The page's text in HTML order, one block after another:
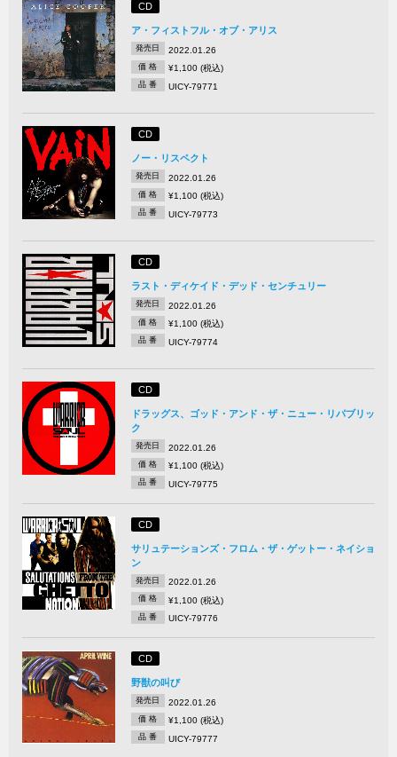
CD
ア・フィストフル・オブ・アリス
発売日 2022.01.26
価 格 ¥1,100 (税込)
品 番 UICY-79771
CD
ノー・リスペクト
発売日 2022.01.26
価 格 ¥1,100 (税込)
品 番 UICY-79773
CD
ラスト・ディケイド・デッド・センチュリー
発売日 2022.01.26
価 格 ¥1,100 (税込)
品 番 UICY-79774
CD
ドラッグス、ゴッド・アンド・ザ・ニュー・リパブリッ
ク
発売日 2022.01.26
価 格 ¥1,100 (税込)
品 番 UICY-79775
CD
サリュテーションズ・フロム・ザ・ゲットー・ネイショ
ン
発売日 2022.01.26
価 格 ¥1,100 (税込)
品 番 UICY-79776
CD
野獣の叫び
発売日 2022.01.26
価 格 ¥1,100 (税込)
品 番 UICY-79777